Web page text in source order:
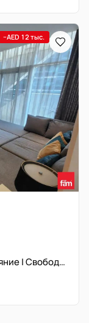
−AED 12 тыс.
Премиум локация | Идеальное состояние | Свободна сейчас